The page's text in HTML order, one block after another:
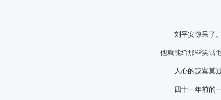
刘平安惊呆了。
他就能给那些笑话
人心的寂寞莫过
四十一年前的一